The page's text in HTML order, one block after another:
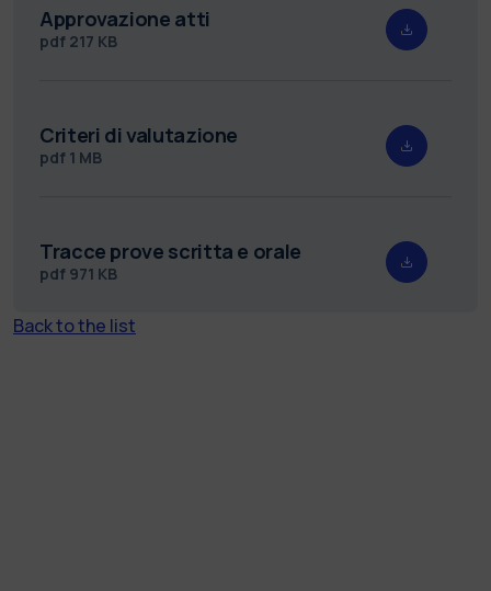
Approvazione atti
pdf 217 KB
Criteri di valutazione
pdf 1 MB
Tracce prove scritta e orale
pdf 971 KB
Back to the list